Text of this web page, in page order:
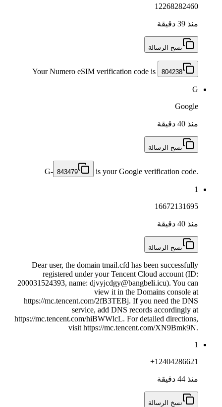
12268282460
منذ 39 دقيقة
نسخ الرسالة
Your Numero eSIM verification code is 804238
G
Google
منذ 40 دقيقة
نسخ الرسالة
G- 843479 is your Google verification code.
1
16672131695
منذ 40 دقيقة
نسخ الرسالة
Dear user, the domain tmail.cfd has been successfully
registered under your Tencent Cloud account (ID:
200031524393, name: djvyjcdgy@bangbeli.icu). You can
view it in the Domains console at
https://mc.tencent.com/2fB3TEBj. If you need the DNS
service, add DNS records accordingly at
https://mc.tencent.com/hiBWWlcL. For detailed directions,
visit https://mc.tencent.com/XN9Bmk9N.
1
+12404286621
منذ 44 دقيقة
نسخ الرسالة